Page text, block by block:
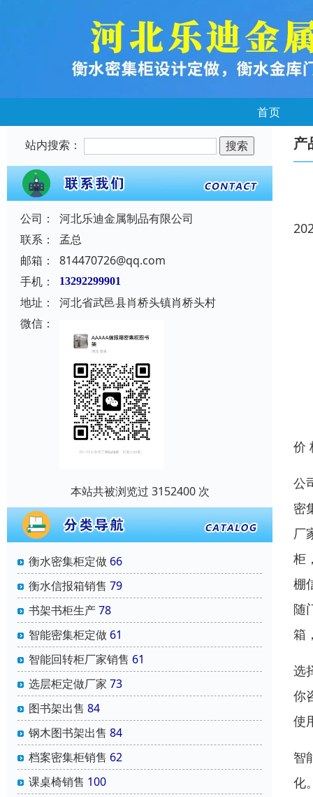
首页
站内搜索：
公司：
河北乐迪金属制品有限公司
联系：
孟总
邮箱：
814470726@qq.com
手机：
13292299901
地址：
河北省武邑县肖桥头镇肖桥头村
微信：
本站共被浏览过 3152400 次
衡水密集柜定做 66
衡水信报箱销售 79
书架书柜生产78
智能密集柜定做 61
智能回转柜厂家销售 61
选层柜定做厂家 73
图书架出售 84
钢木图书架出售 84
档案密集柜销售 62
课桌椅销售 100
产
价
公
密
厂
柜
棚
随
箱
选
你
使
智
化